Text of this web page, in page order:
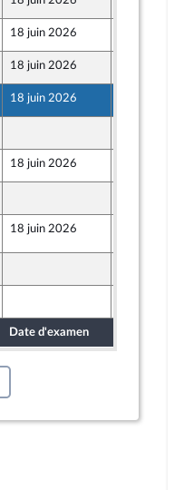
18 juin 2026
18 juin 2026
18 juin 2026
18 juin 2026
de la
des lois
18 juin 2026
Date d'examen